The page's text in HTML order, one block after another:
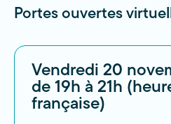
Portes ouvertes
Vendredi 20
de 19h à 21h
française)